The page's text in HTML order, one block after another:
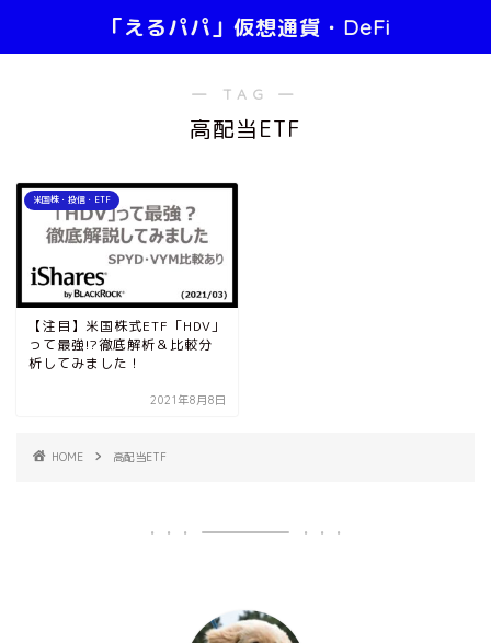
「えるパパ」仮想通貨・DeFi
― TAG ―
高配当ETF
米国株・投信・ETF
【注目】米国株式ETF「HDV」
って最強!?徹底解析＆比較分
析してみました！
2021年8月8日
HOME 高配当ETF